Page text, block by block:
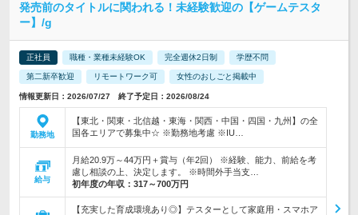
発売前のタイトルに関われる！未経験歓迎の【ゲームテスタ
ー】/g
正社員 職種・業種未経験OK 完全週休2日制 学歴不問
第二新卒歓迎 リモートワーク可 女性のおしごと掲載中
情報更新日：2026/07/27 終了予定日：2026/08/24
勤務地
【東北・関東・北信越・東海・関西・中国・四国・九州】の全
国各エリアで募集中☆ ※勤務地考慮 ※IU…
給与
月給20.9万～44万円＋賞与（年2回） ※経験、能力、前給を考
慮し相談の上、決定します。 ※時間外手当支…
初年度の年収： 317～700万円
【充実した育成環境あり◎】テスターとして家庭用・スマホア